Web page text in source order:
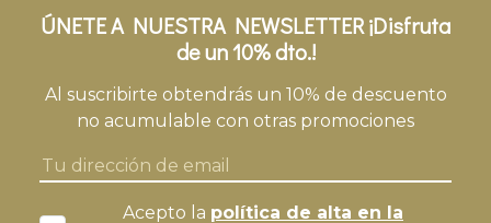
ÚNETE A NUESTRA NEWSLETTER ¡Disfruta
de un 10% dto.!
Al suscribirte obtendrás un 10% de descuento
no acumulable con otras promociones
Acepto la política de alta en la